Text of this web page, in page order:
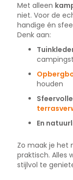
Met alleen
niet. Voor de
handige én
Denk aan:
houden
Sfeervolle
En
Zo maak je het
praktisch. Alles
stijlvol te